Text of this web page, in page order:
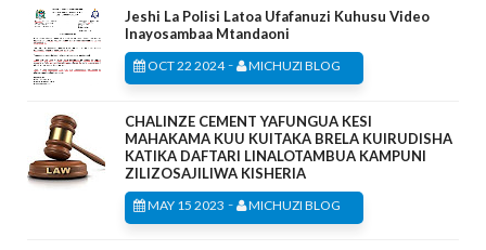
Jeshi La Polisi Latoa Ufafanuzi Kuhusu Video
Inayosambaa Mtandaoni
OCT 22 2024- MICHUZI BLOG
CHALINZE CEMENT YAFUNGUA KESI
MAHAKAMA KUU KUITAKA BRELA KUIRUDISHA
KATIKA DAFTARI LINALOTAMBUA KAMPUNI
ZILIZOSAJILIWA KISHERIA
MAY 15 2023 - MICHUZI BLOG